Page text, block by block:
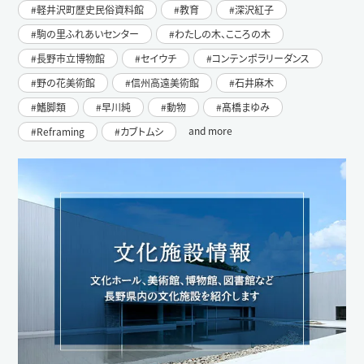
軽井沢町歴史民俗資料館 教育
深沢紅子
駒の里ふれあいセンター
わたしの木、こころの木
長野市立博物館
セイウチ
コンテンポラリーダンス
野の花美術館
信州高遠美術館
石井麻木
鰭脚類
早川純 動物
髙橋まゆみ
Reframing
カブトムシ and more